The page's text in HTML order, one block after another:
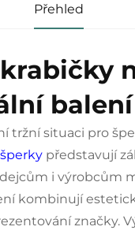
Přehled
balení
tržní situaci pro
představují
i výrobcům
kombinují
značky.